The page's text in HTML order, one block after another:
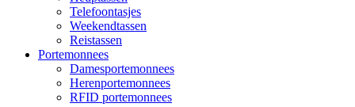
Telefoontasjes
Weekendtassen
Reistassen
Portemonnees
Damesportemonnees
Herenportemonnees
RFID portemonnees